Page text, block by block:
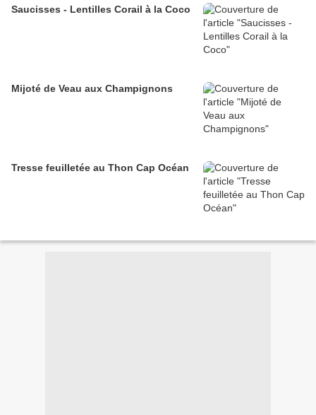
Saucisses - Lentilles Corail à la Coco
Mijoté de Veau aux Champignons
Tresse feuilletée au Thon Cap Océan